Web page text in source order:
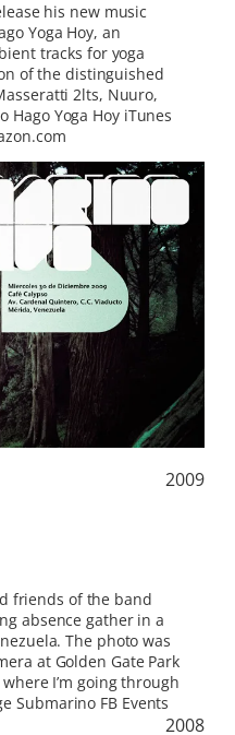
his new music
Yoga Hoy, an
tracks for yoga
of the distinguished
2lts, Nuuro,
Hago Yoga Hoy iTunes
2009
friends of the band
absence gather in a
The photo was
at Golden Gate Park
I’m going through
Submarino FB Events
2008